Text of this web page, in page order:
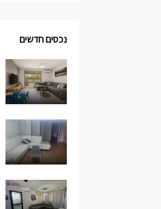
נכסים חדשים